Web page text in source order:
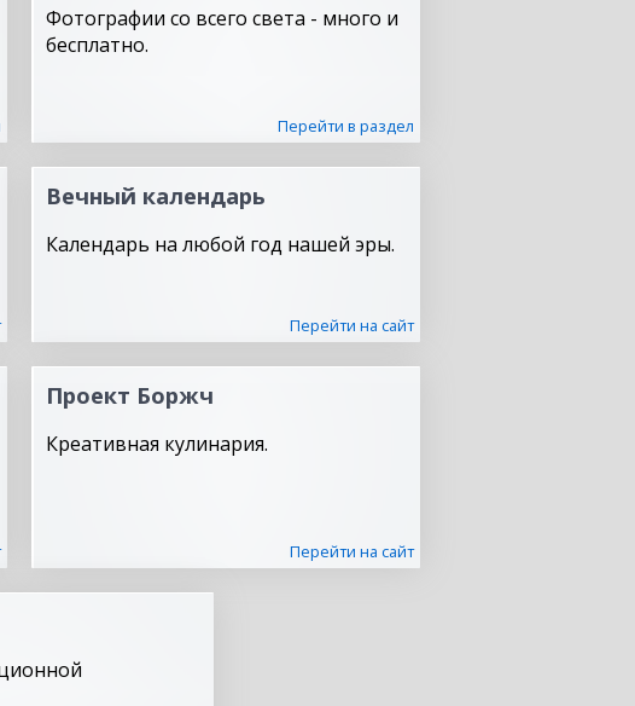
Фотографии со всего света - много и
бесплатно.
Перейти в раздел
Вечный календарь
Календарь на любой год нашей эры.
Перейти на сайт
Проект Боржч
Креативная кулинария.
Перейти на сайт